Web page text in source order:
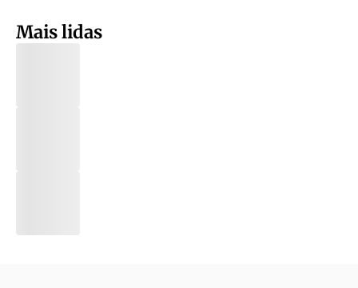
Mais lidas